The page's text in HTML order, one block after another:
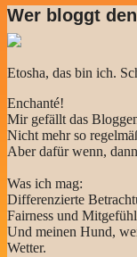
Wer bloggt
Etosha, das bin ich.
Enchanté!
Mir gefällt das
Nicht mehr so
Aber dafür wenn,
Was ich mag:
Differenzierte
Fairness und
Und meinen Hund,
Wetter.